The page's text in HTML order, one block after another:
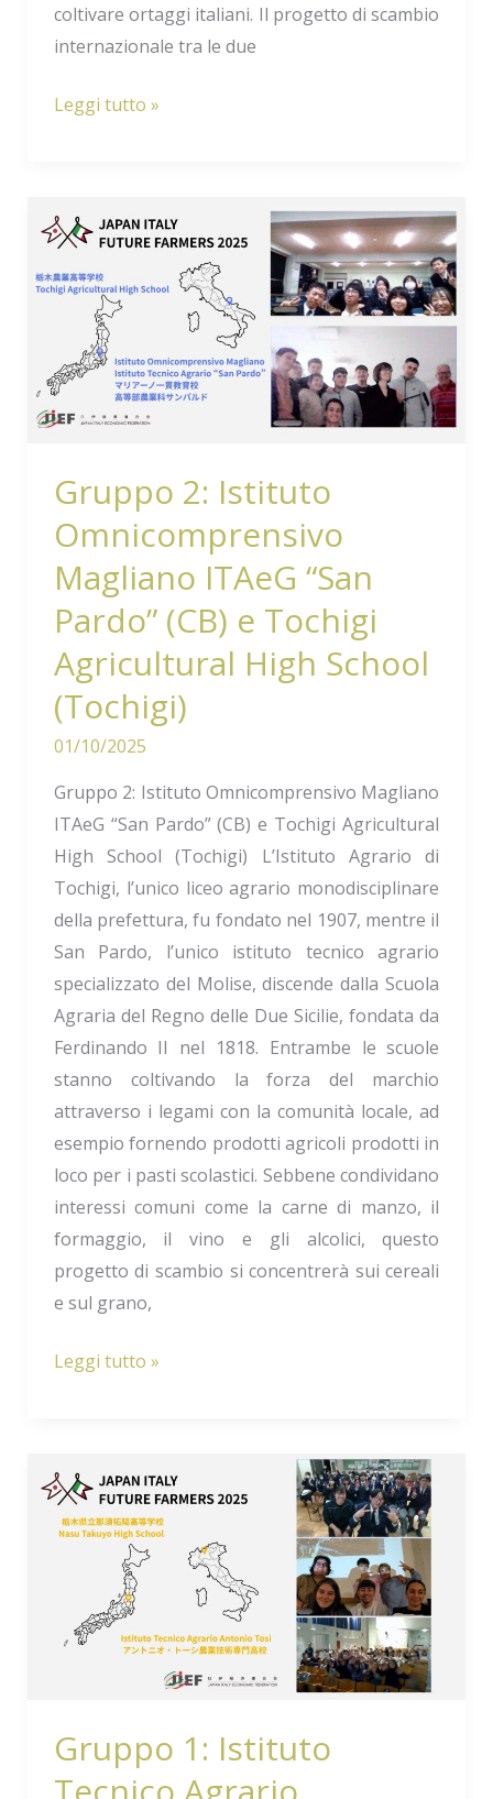
coltivare ortaggi italiani. Il progetto di scambio
internazionale tra le due
Leggi tutto »
Gruppo 2: Istituto
Omnicomprensivo
Magliano ITAeG “San
Pardo” (CB) e Tochigi
Agricultural High School
(Tochigi)
01/10/2025
Gruppo 2: Istituto Omnicomprensivo Magliano
ITAeG “San Pardo” (CB) e Tochigi Agricultural
High School (Tochigi) L’Istituto Agrario di
Tochigi, l’unico liceo agrario monodisciplinare
della prefettura, fu fondato nel 1907, mentre il
San Pardo, l’unico istituto tecnico agrario
specializzato del Molise, discende dalla Scuola
Agraria del Regno delle Due Sicilie, fondata da
Ferdinando II nel 1818. Entrambe le scuole
stanno coltivando la forza del marchio
attraverso i legami con la comunità locale, ad
esempio fornendo prodotti agricoli prodotti in
loco per i pasti scolastici. Sebbene condividano
interessi comuni come la carne di manzo, il
formaggio, il vino e gli alcolici, questo
progetto di scambio si concentrerà sui cereali
e sul grano,
Gruppo
2:
Istituto
Omnicomprensivo
Magliano
ITAeG
“San
Pardo”
e
Tochigi
Agricultural
High
School
(Tochigi)
Leggi tutto »
Gruppo 1: Istituto
Gruppo
1:
Istituto
Agrario
“Antonio
Nasu
Takuyo